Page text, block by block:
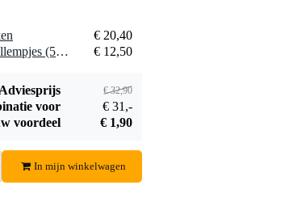
INA-BAG 01
tas voor
Bestel mee
€ 20,40
1 x Innox T-tie kabelbinder 16 cm Jan Willempjes (50 stuks)
€ 12,50
Adviesprijs € 32,90
voor
€ 31,-
voordeel
€ 1,90
In mijn winkelwagen